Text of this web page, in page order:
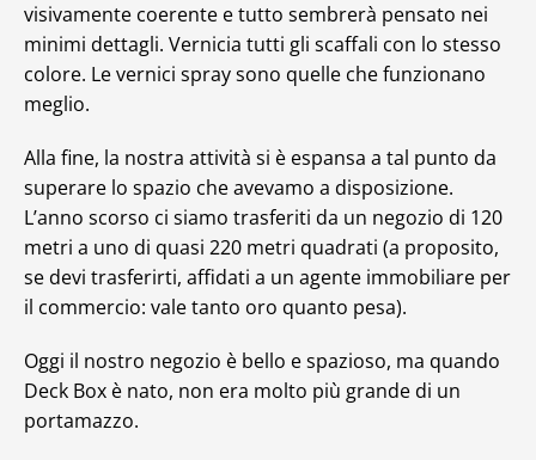
visivamente coerente e tutto sembrerà pensato nei
minimi dettagli. Vernicia tutti gli scaffali con lo stesso
colore. Le vernici spray sono quelle che funzionano
meglio.
Alla fine, la nostra attività si è espansa a tal punto da
superare lo spazio che avevamo a disposizione.
L’anno scorso ci siamo trasferiti da un negozio di 120
metri a uno di quasi 220 metri quadrati (a proposito,
se devi trasferirti, affidati a un agente immobiliare per
il commercio: vale tanto oro quanto pesa).
Oggi il nostro negozio è bello e spazioso, ma quando
Deck Box è nato, non era molto più grande di un
portamazzo.